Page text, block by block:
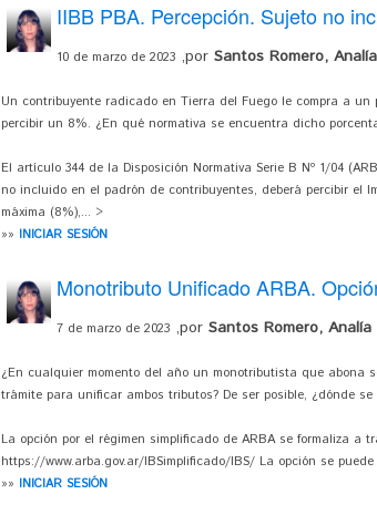
IIBB PBA. Percepción. Sujeto no
10 de marzo de 2023 ,por Santos Romero, Analía
Un contribuyente radicado en Tierra del Fuego le compra a
percibir un 8%. ¿En qué normativa se encuentra dicho
El artículo 344 de la Disposición Normativa Serie B Nº 1/04
no incluido en el padrón de contribuyentes, deberá percibir el
máxima (8%),... >
»» INICIAR SESIÓN
Monotributo Unificado ARBA.
7 de marzo de 2023 ,por Santos Romero, Analía
¿En cualquier momento del año un monotributista que abona
trámite para unificar ambos tributos? De ser posible, ¿dónde
La opción por el régimen simplificado de ARBA se formaliza a
https://www.arba.gov.ar/IBSimplificado/IBS/ La opción se
»» INICIAR SESIÓN